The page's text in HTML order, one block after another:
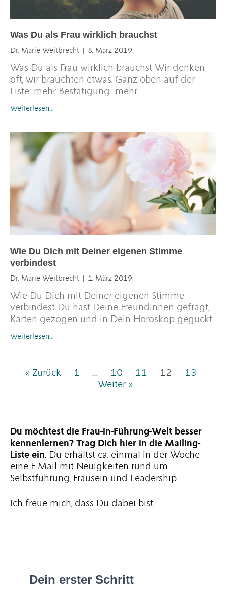
Was Du als Frau wirklich brauchst
Dr. Marie Weitbrecht 8. März 2019
Was Du als Frau wirklich brauchst Wir denken
oft, wir bräuchten etwas. Ganz oben auf der
Liste: mehr Bestätigung mehr
Weiterlesen…
Wie Du Dich mit Deiner eigenen Stimme
verbindest
Dr. Marie Weitbrecht 1. März 2019
Wie Du Dich mit Deiner eigenen Stimme
verbindest Du hast Deine Freundinnen gefragt,
Karten gezogen und in Dein Horoskop geguckt.
Weiterlesen…
« Zurück 1 … 10 11 12
13
Weiter »
Du möchtest die Frau-in-Führung-Welt besser
kennenlernen? Trag Dich hier in die Mailing-
Liste ein. Du erhältst ca. einmal in der Woche
eine E-Mail mit Neuigkeiten rund um
Selbstführung, Frausein und Leadership.
Ich freue mich, dass Du dabei bist.
Dein erster Schritt